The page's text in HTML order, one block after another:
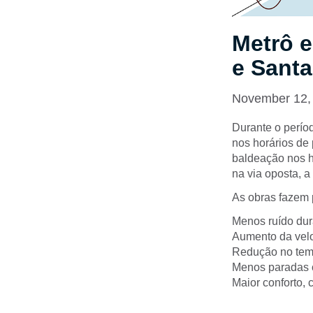
Metrô
e
November
Durante o
nos horários de
baldeação nos
na via oposta,
As obras fazem
Menos ruído
Aumento da
Redução no
Menos
Maior conforto,